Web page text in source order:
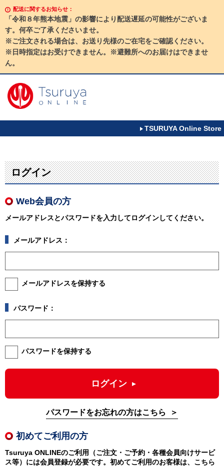
配送に関するお知らせ：
「令和８年熊本地震」の影響により配送遅延の可能性がございま
す。何卒ご了承くださいませ。
※ご注文される場合は、お送り先様のご在宅をご確認ください。
※日時指定はお受けできません。※避難所へのお届けはできませ
ん。
TSURUYA Online Store
ログイン
Web会員の方
メールアドレスとパスワードを入力してログインしてください。
メールアドレス：
メールアドレスを保持する
パスワード：
パスワードを保持する
ログイン
パスワードをお忘れの方はこちら
初めてご利用の方
Tsuruya ONLINEのご利用（ご注文・ご予約・各種会員向けサービ
ス等）には会員登録が必要です。初めてご利用のお客様は、こちら